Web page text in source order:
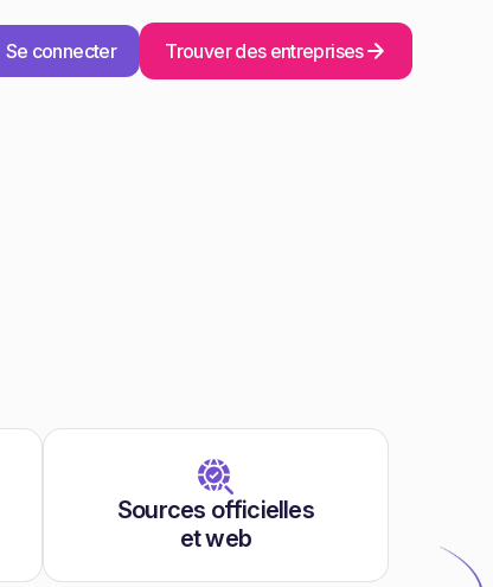
Se connecter Trouver des entreprises
Sources officielles
et web